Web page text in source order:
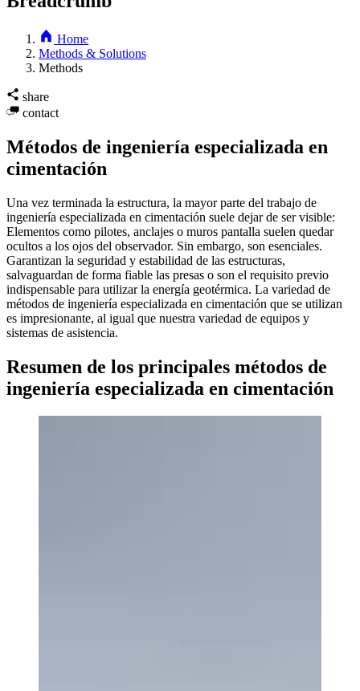
Home
Methods & Solutions
Methods
share
contact
Métodos de ingeniería especializada en
cimentación
Una vez terminada la estructura, la mayor parte del trabajo de
ingeniería especializada en cimentación suele dejar de ser visible:
Elementos como pilotes, anclajes o muros pantalla suelen quedar
ocultos a los ojos del observador. Sin embargo, son esenciales.
Garantizan la seguridad y estabilidad de las estructuras,
salvaguardan de forma fiable las presas o son el requisito previo
indispensable para utilizar la energía geotérmica. La variedad de
métodos de ingeniería especializada en cimentación que se utilizan
es impresionante, al igual que nuestra variedad de equipos y
sistemas de asistencia.
Resumen de los principales métodos de
ingeniería especializada en cimentación